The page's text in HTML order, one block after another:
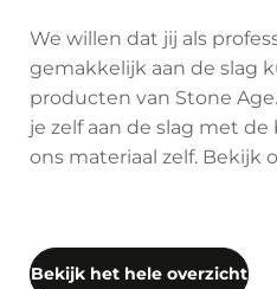
We willen dat jij als
gemakkelijk aan de slag
producten van Stone
je zelf aan de slag met
ons materiaal zelf. Bekijk
Bekijk het hele overzicht